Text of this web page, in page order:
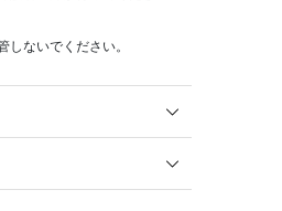
ないでください。